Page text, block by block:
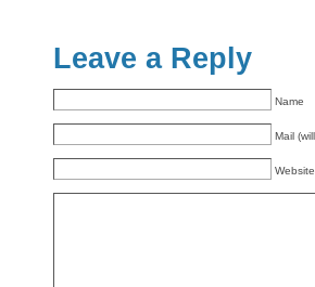
Leave a Reply
Name
Mail
Website